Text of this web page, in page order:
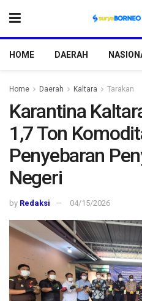
HOME DAERAH
Home Daerah Kaltara Tarakan
Karantina
1,7 Ton
Penyebaran
Negeri
by Redaksi 04/15/2026